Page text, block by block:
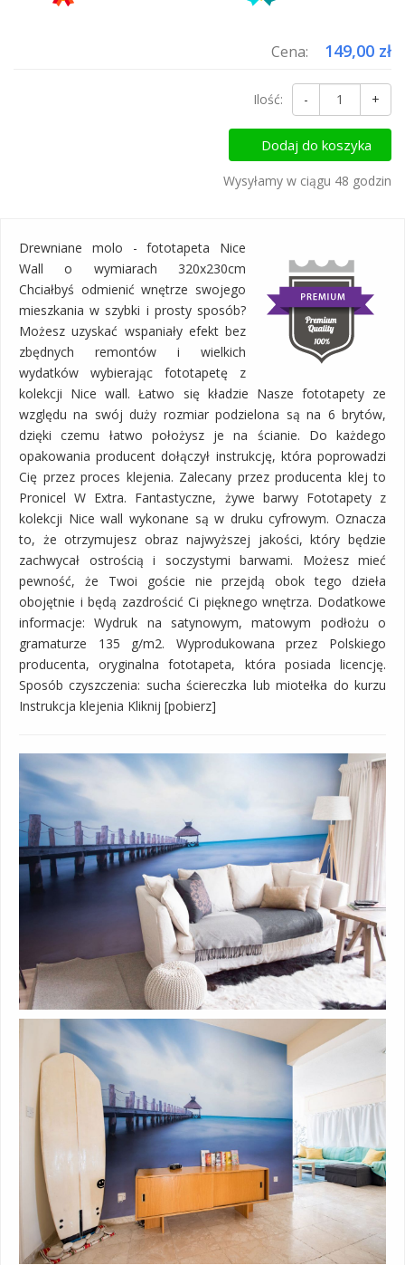
Dodaj więcej produktów do koszyka i zapłać za wysyłkę tylko raz!
Cena: 149,00 zł
Dodaj do koszyka
Ilość: - +
Wysyłamy w ciągu 48 godzin
Drewniane molo - fototapeta Nice
Wall o wymiarach 320x230cm
Chciałbyś odmienić wnętrze swojego
mieszkania w szybki i prosty sposób?
Możesz uzyskać wspaniały efekt bez
zbędnych remontów i wielkich
wydatków wybierając fototapetę z
kolekcji Nice wall. Łatwo się kładzie Nasze fototapety ze
względu na swój duży rozmiar podzielona są na 6 brytów,
dzięki czemu łatwo położysz je na ścianie. Do każdego
opakowania producent dołączył instrukcję, która poprowadzi
Cię przez proces klejenia. Zalecany przez producenta klej to
Pronicel W Extra. Fantastyczne, żywe barwy Fototapety z
kolekcji Nice wall wykonane są w druku cyfrowym. Oznacza
to, że otrzymujesz obraz najwyższej jakości, który będzie
zachwycał ostrością i soczystymi barwami. Możesz mieć
pewność, że Twoi goście nie przejdą obok tego dzieła
obojętnie i będą zazdrościć Ci pięknego wnętrza. Dodatkowe
informacje: Wydruk na satynowym, matowym podłożu o
gramaturze 135 g/m2. Wyprodukowana przez Polskiego
producenta, oryginalna fototapeta, która posiada licencję.
Sposób czyszczenia: sucha ściereczka lub miotełka do kurzu
Instrukcja klejenia Kliknij [pobierz]